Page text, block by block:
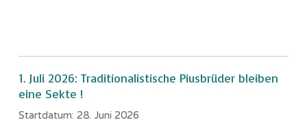
1. Juli 2026: Traditionalistische Piusbrüder bleiben
eine Sekte !
Startdatum: 28. Juni 2026